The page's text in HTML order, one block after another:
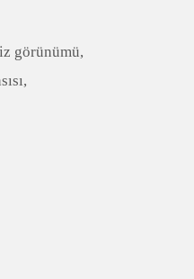
görünümü,